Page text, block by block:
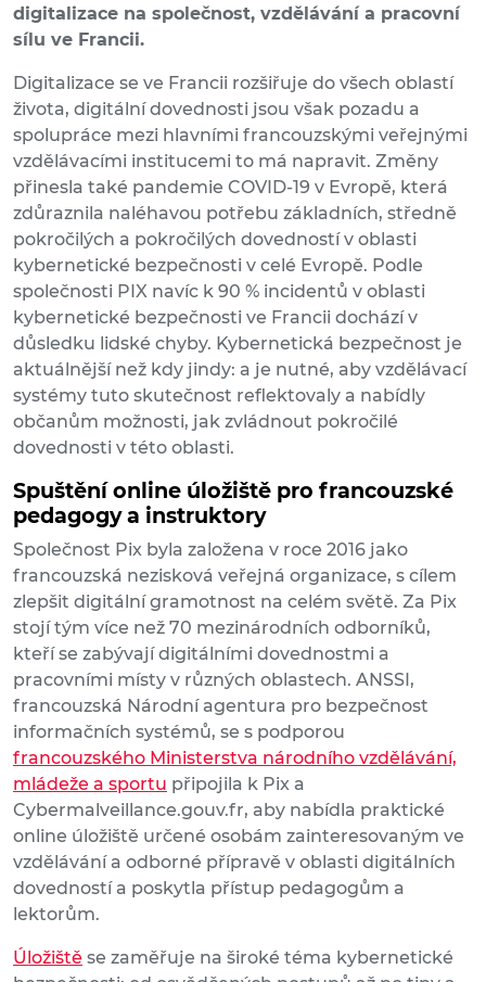
digitalizace na společnost, vzdělávání a pracovní
sílu ve Francii.
Digitalizace se ve Francii rozšiřuje do všech oblastí
života, digitální dovednosti jsou však pozadu a
spolupráce mezi hlavními francouzskými veřejnými
vzdělávacími institucemi to má napravit. Změny
přinesla také pandemie COVID-19 v Evropě, která
zdůraznila naléhavou potřebu základních, středně
pokročilých a pokročilých dovedností v oblasti
kybernetické bezpečnosti v celé Evropě. Podle
společnosti PIX navíc k 90 % incidentů v oblasti
kybernetické bezpečnosti ve Francii dochází v
důsledku lidské chyby. Kybernetická bezpečnost je
aktuálnější než kdy jindy: a je nutné, aby vzdělávací
systémy tuto skutečnost reflektovaly a nabídly
občanům možnosti, jak zvládnout pokročilé
dovednosti v této oblasti.
Spuštění online úložiště pro francouzské
pedagogy a instruktory
Společnost Pix byla založena v roce 2016 jako
francouzská nezisková veřejná organizace, s cílem
zlepšit digitální gramotnost na celém světě. Za Pix
stojí tým více než 70 mezinárodních odborníků,
kteří se zabývají digitálními dovednostmi a
pracovními místy v různých oblastech. ANSSI,
francouzská Národní agentura pro bezpečnost
informačních systémů, se s podporou
francouzského Ministerstva národního vzdělávání,
mládeže a sportu připojila k Pix a
Cybermalveillance.gouv.fr, aby nabídla praktické
online úložiště určené osobám zainteresovaným ve
vzdělávání a odborné přípravě v oblasti digitálních
dovedností a poskytla přístup pedagogům a
lektorům.
Úložiště se zaměřuje na široké téma kybernetické